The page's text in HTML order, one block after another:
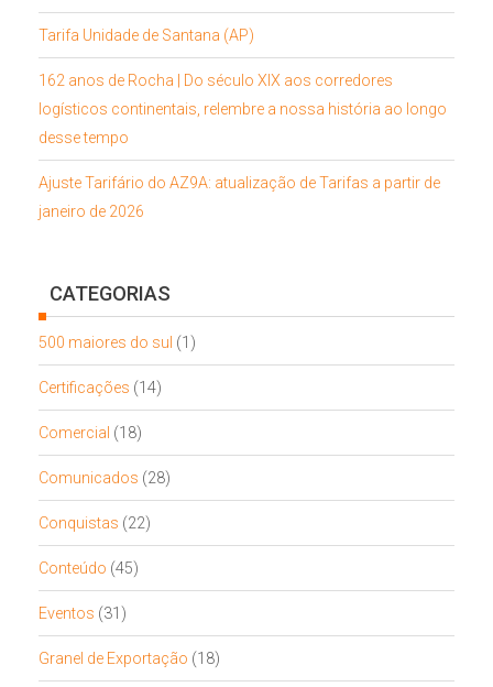
Tarifa Unidade de Santana (AP)
162 anos de Rocha | Do século XIX aos corredores
logísticos continentais, relembre a nossa história ao longo
desse tempo
Ajuste Tarifário do AZ9A: atualização de Tarifas a partir de
janeiro de 2026
CATEGORIAS
500 maiores do sul (1)
Certificações (14)
Comercial (18)
Comunicados (28)
Conquistas (22)
Conteúdo (45)
Eventos (31)
Granel de Exportação (18)